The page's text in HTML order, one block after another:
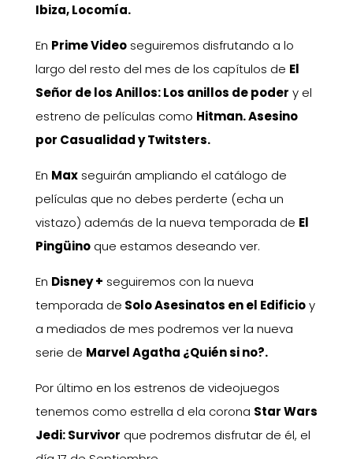
Ibiza, Locomía.
En Prime Videoseguiremos disfrutando a lo
largo del resto del mes de los capítulos de El
Señor de los Anillos: Los anillos de poder y el
estreno de películas como Hitman. Asesino
por Casualidad y Twitsters.
En Maxseguirán ampliando el catálogo de
películas que no debes perderte (echa un
vistazo) además de la nueva temporada de El
Pingüinoque estamos deseando ver.
En Disney + seguiremos con la nueva
temporada de Solo Asesinatos en el Edificioy
a mediados de mes podremos ver la nueva
serie de Marvel Agatha ¿Quién si no?.
Por último en los estrenos de videojuegos
tenemos como estrella d ela corona Star Wars
Jedi: Survivor que podremos disfrutar de él, el